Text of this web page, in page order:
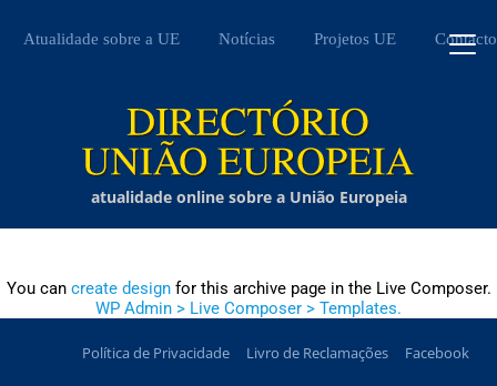
Atualidade sobre a UE Notícias Projetos UE Contacto
atualidade online sobre a União Europeia
You can create designfor this archive page in the Live Composer.
WP Admin > Live Composer > Templates.
Política de Privacidade Livro de Reclamações Facebook